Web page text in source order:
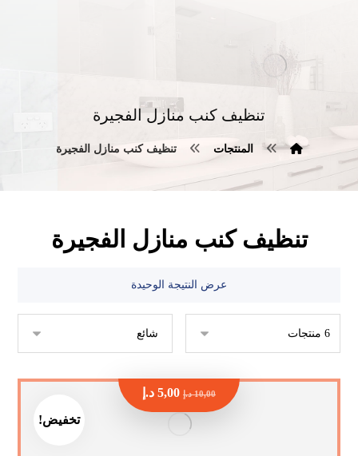
تنظيف كنب منازل الفجيرة
المنتجات تنظيف كنب منازل الفجيرة
تنظيف كنب منازل الفجيرة
عرض النتيجة الوحيدة
تخفيض!
10,00 د.إ 5,00 د.إ